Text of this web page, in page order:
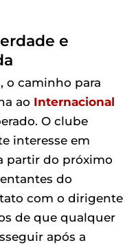
e
o caminho para
ao Internacional
O clube
interesse em
partir do próximo
do
com o dirigente
de que qualquer
após a